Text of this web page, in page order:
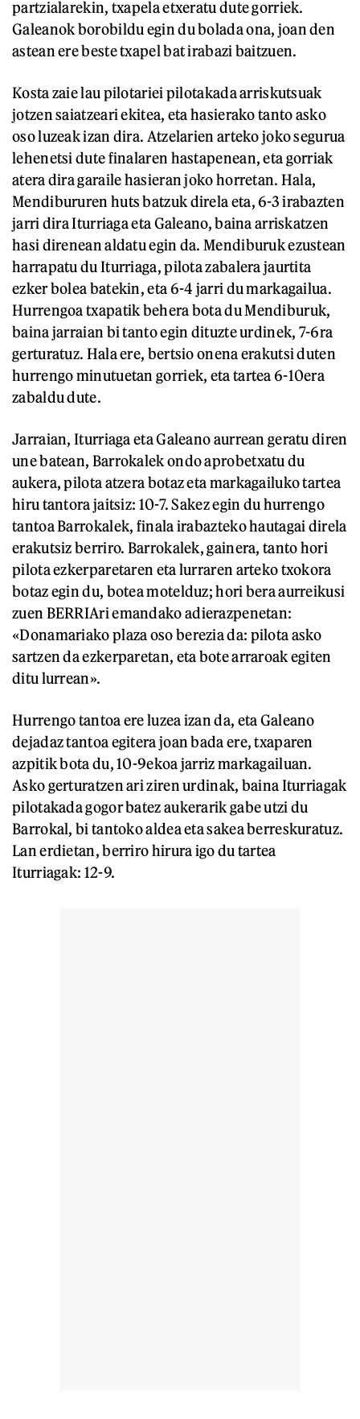
partzialarekin, txapela etxeratu dute gorriek.
Galeanok borobildu egin du bolada ona, joan den
astean ere beste txapel bat irabazi baitzuen.
Kosta zaie lau pilotariei pilotakada arriskutsuak
jotzen saiatzeari ekitea, eta hasierako tanto asko
oso luzeak izan dira. Atzelarien arteko joko segurua
lehenetsi dute finalaren hastapenean, eta gorriak
atera dira garaile hasieran joko horretan. Hala,
Mendibururen huts batzuk direla eta, 6-3 irabazten
jarri dira Iturriaga eta Galeano, baina arriskatzen
hasi direnean aldatu egin da. Mendiburuk ezustean
harrapatu du Iturriaga, pilota zabalera jaurtita
ezker bolea batekin, eta 6-4 jarri du markagailua.
Hurrengoa txapatik behera bota du Mendiburuk,
baina jarraian bi tanto egin dituzte urdinek, 7-6ra
gerturatuz. Hala ere, bertsio onena erakutsi duten
hurrengo minutuetan gorriek, eta tartea 6-10era
zabaldu dute.
Jarraian, Iturriaga eta Galeano aurrean geratu diren
une batean, Barrokalek ondo aprobetxatu du
aukera, pilota atzera botaz eta markagailuko tartea
hiru tantora jaitsiz: 10-7. Sakez egin du hurrengo
tantoa Barrokalek, finala irabazteko hautagai direla
erakutsiz berriro. Barrokalek, gainera, tanto hori
pilota ezkerparetaren eta lurraren arteko txokora
botaz egin du, botea motelduz; hori bera aurreikusi
zuen BERRIAri emandako adierazpenetan:
«Donamariako plaza oso berezia da: pilota asko
sartzen da ezkerparetan, eta bote arraroak egiten
ditu lurrean».
Hurrengo tantoa ere luzea izan da, eta Galeano
dejadaz tantoa egitera joan bada ere, txaparen
azpitik bota du, 10-9ekoa jarriz markagailuan.
Asko gerturatzen ari ziren urdinak, baina Iturriagak
pilotakada gogor batez aukerarik gabe utzi du
Barrokal, bi tantoko aldea eta sakea berreskuratuz.
Lan erdietan, berriro hirura igo du tartea
Iturriagak: 12-9.